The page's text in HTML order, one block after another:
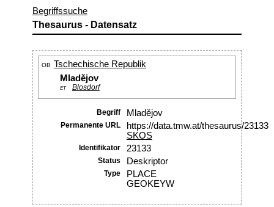
Begriffssuche
Thesaurus - Datensatz
OB Tschechische Republik
Mladějov
ET Blosdorf
Begriff Mladějov
Permanente URL
https://data.tmw.at/thesaurus/23133
SKOS
Identifikator 23133
Status Deskriptor
Type
PLACE
GEOKEYW